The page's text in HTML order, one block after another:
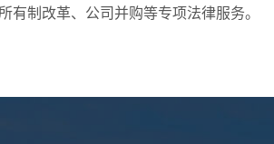
制改革、公司并购等专项法律服务。